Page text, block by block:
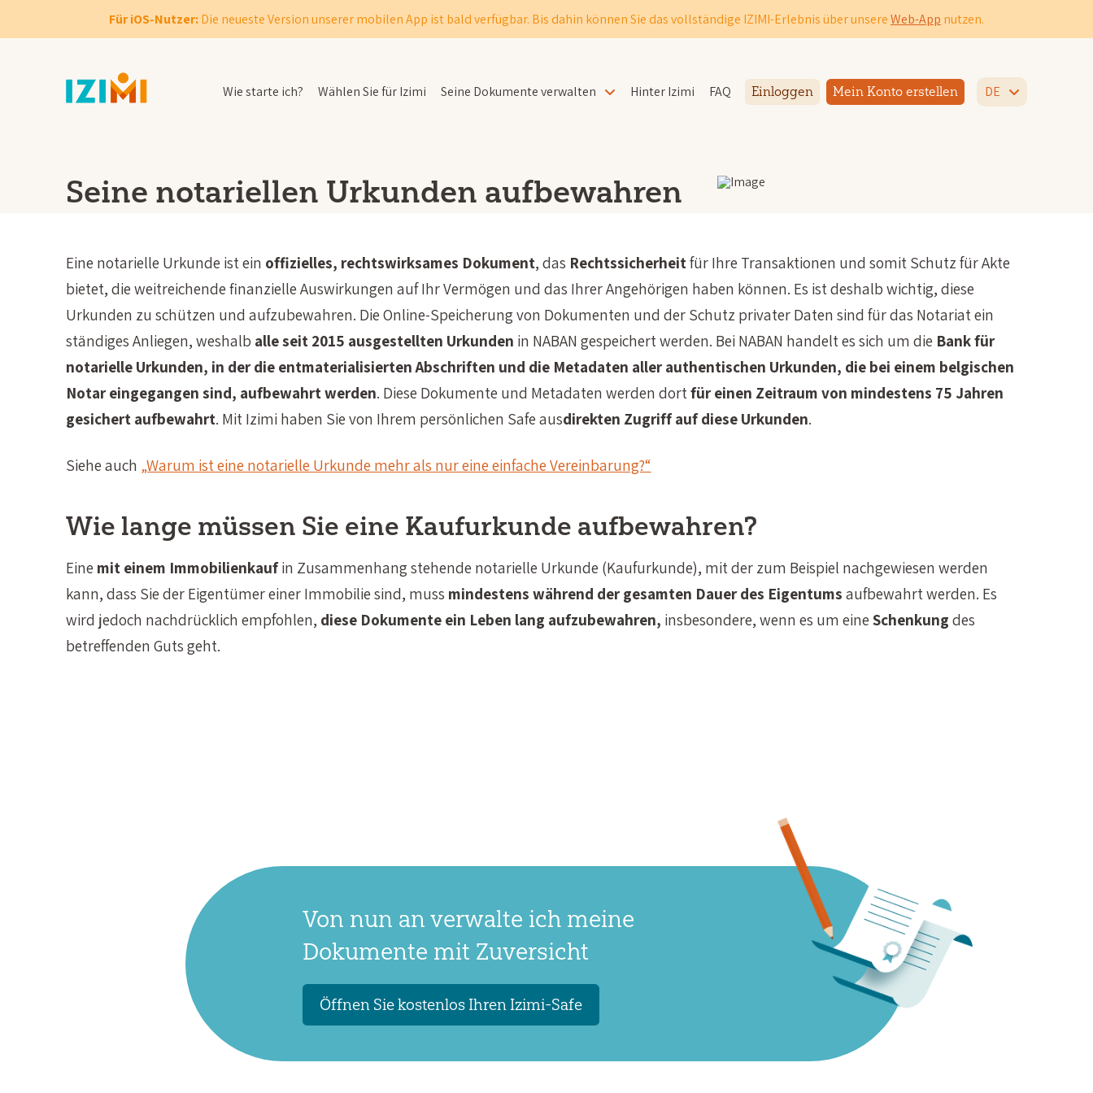
Für iOS-Nutzer:Die neueste Version unserer mobilen App ist bald verfügbar. Bis dahin können Sie das vollständige IZIMI-Erlebnis über unsereWeb-App nutzen.
Wie starte ich? Wählen Sie für Izimi Seine Dokumente verwalten Hinter Izimi FAQ Einloggen Mein Konto erstellen DE
Seine notariellen Urkunden aufbewahren
Eine notarielle Urkunde ist ein offizielles, rechtswirksames Dokument, das Rechtssicherheitfür Ihre Transaktionen und somit Schutz für Akte
bietet, die weitreichende finanzielle Auswirkungen auf Ihr Vermögen und das Ihrer Angehörigen haben können. Es ist deshalb wichtig, diese
Urkunden zu schützen und aufzubewahren. Die Online-Speicherung von Dokumenten und der Schutz privater Daten sind für das Notariat ein
ständiges Anliegen, weshalb alle seit 2015 ausgestellten Urkunden in NABAN gespeichert werden. Bei NABAN handelt es sich um die Bank für
notarielle Urkunden, in der die entmaterialisierten Abschriften und die Metadaten aller authentischen Urkunden, die bei einem belgischen
Notar eingegangen sind, aufbewahrt werden. Diese Dokumente und Metadaten werden dortfür einen Zeitraum von mindestens 75 Jahren
gesichert aufbewahrt. Mit Izimi haben Sie von Ihrem persönlichen Safe ausdirekten Zugriff auf diese Urkunden.
Siehe auch „Warum ist eine notarielle Urkunde mehr als nur eine einfache Vereinbarung?“
Wie lange müssen Sie eine Kaufurkunde aufbewahren?
Einemit einem Immobilienkaufin Zusammenhang stehende notarielle Urkunde (Kaufurkunde), mit der zum Beispiel nachgewiesen werden
kann, dass Sie der Eigentümer einer Immobilie sind, muss mindestens während der gesamten Dauer des Eigentumsaufbewahrt werden. Es
wird jedoch nachdrücklich empfohlen, diese Dokumente ein Leben lang aufzubewahren, insbesondere, wenn es um eineSchenkungdes
betreffenden Guts geht.
Von nun an verwalte ich meine
Dokumente mit Zuversicht
Öffnen Sie kostenlos Ihren Izimi-Safe